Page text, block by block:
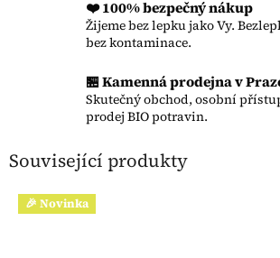
❤️ 100% bezpečný nákup
Žijeme bez lepku jako Vy.
bez kontaminace.
🏪 Kamenná prodejna v
Skutečný obchod, osobní
prodej BIO potravin.
Související produkty
🎉 Novinka